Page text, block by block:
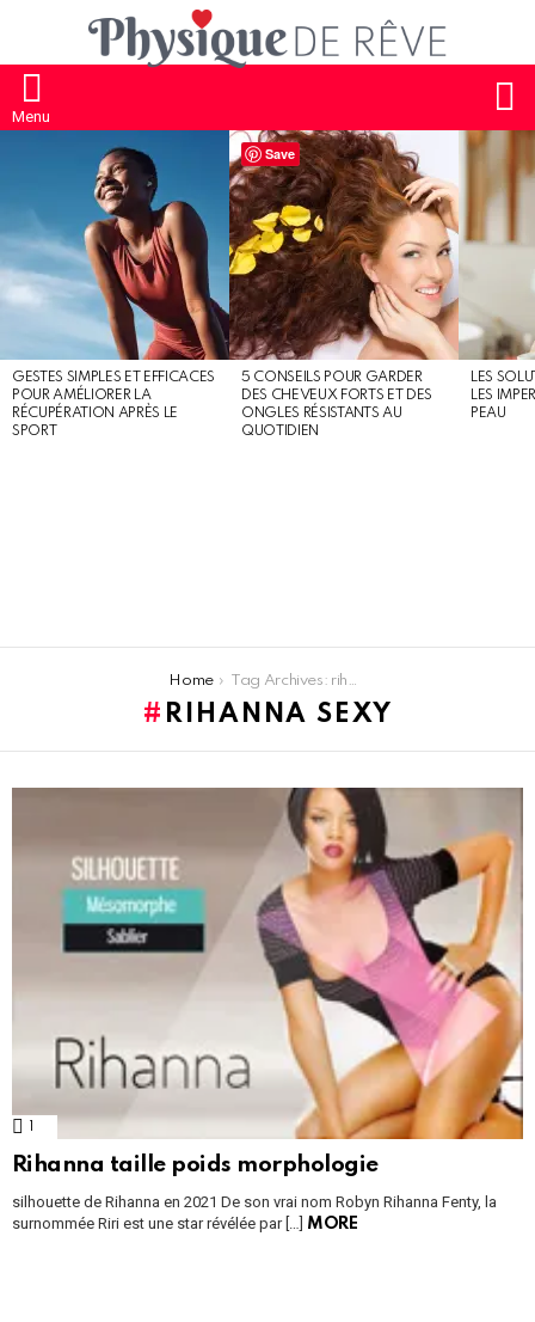
Menu
GESTES SIMPLES ET EFFICACES
POUR AMÉLIORER LA
RÉCUPÉRATION APRÈS LE
SPORT
5 CONSEILS POUR GARDER
DES CHEVEUX FORTS ET DES
ONGLES RÉSISTANTS AU
QUOTIDIEN
LES
LES
PEAU
Home Tag Archives: rihanna sexy
RIHANNA SEXY
1
Rihanna taille poids morphologie
silhouette de Rihanna en 2021 De son vrai nom Robyn Rihanna Fenty, la
surnommée Riri est une star révélée par […] MORE
Save